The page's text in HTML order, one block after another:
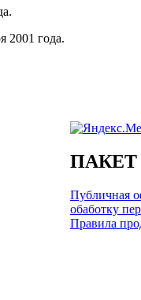
2001 года.
Публичная
обаботку
Правила